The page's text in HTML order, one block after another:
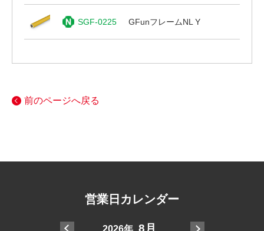
SGF-0225 GFunフレームNL Y
前のページへ戻る
営業日カレンダー
8月